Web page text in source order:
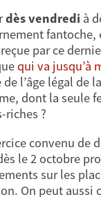
dès vendredi à
par ce
qui va jusqu’à
l’âge légal de
dont la seule
riches ?
convenu de
le 2 octobre
sur les
On peut aussi